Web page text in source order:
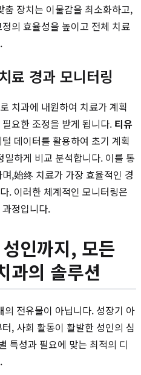
장치는 이물감을 최소화하고,
의 효율성을 높이고 전체 치료
료 경과 모니터링
치과에 내원하여 치료가 계획
요한 조정을 받게 됩니다. 티유
데이터를 활용하여 초기 계획
하게 비교 분석합니다. 이를 통
,始终 치료가 가장 효율적인 경
. 이러한 체계적인 모니터링은
정입니다.
인까지, 모든
과의 솔루션
전유물이 아닙니다. 성장기 아
, 사회 활동이 활발한 성인의 심
특성과 필요에 맞는 최적의 디